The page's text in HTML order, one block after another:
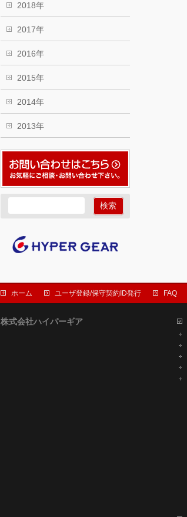
2018年
2017年
2016年
2015年
2014年
2013年
ホーム ユーザ登録/保守契約ID発行 FAQ
株式会社ハイパーギア